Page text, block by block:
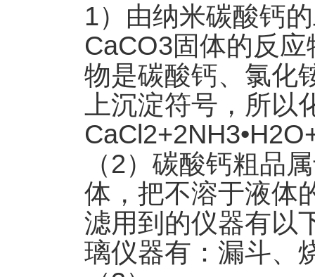
1）由纳米碳酸钙
CaCO3固体的反
物是碳酸钙、氯化
上沉淀符号，所以
CaCl
（2）碳酸钙粗品
体，把不溶于液体
滤用到的仪器有以
璃仪器有：漏斗、